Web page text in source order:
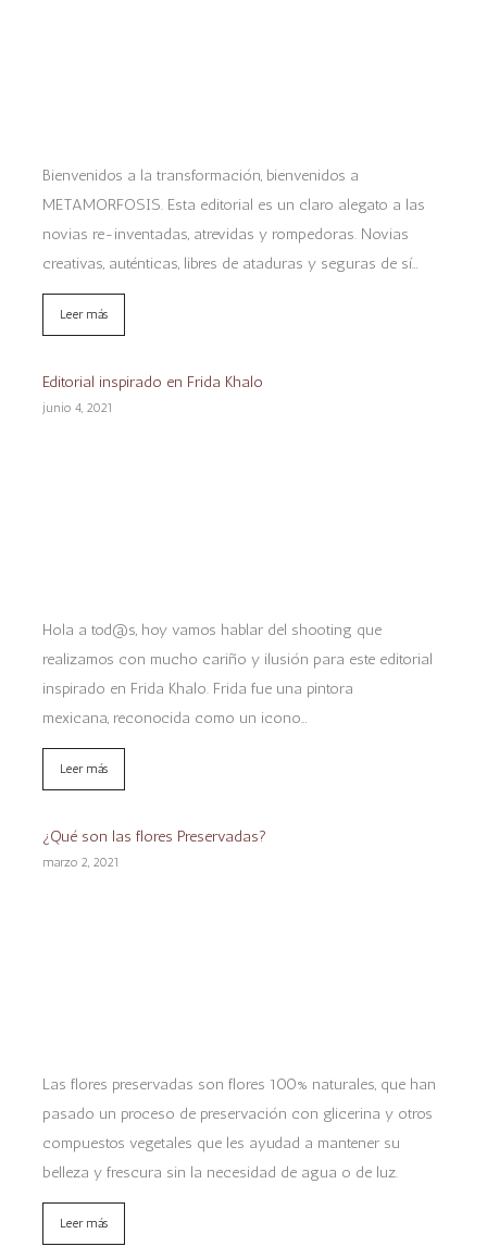
Bienvenidos a la transformación, bienvenidos a
METAMORFOSIS. Esta editorial es un claro alegato a las
novias re-inventadas, atrevidas y rompedoras. Novias
creativas, auténticas, libres de ataduras y seguras de sí…
Leer más
Editorial inspirado en Frida Khalo
junio 4, 2021
Hola a tod@s, hoy vamos hablar del shooting que
realizamos con mucho cariño y ilusión para este editorial
inspirado en Frida Khalo. Frida fue una pintora
mexicana, reconocida como un icono…
Leer más
¿Qué son las flores Preservadas?
marzo 2, 2021
Las flores preservadas son flores 100% naturales, que han
pasado un proceso de preservación con glicerina y otros
compuestos vegetales que les ayudad a mantener su
belleza y frescura sin la necesidad de agua o de luz.
Leer más